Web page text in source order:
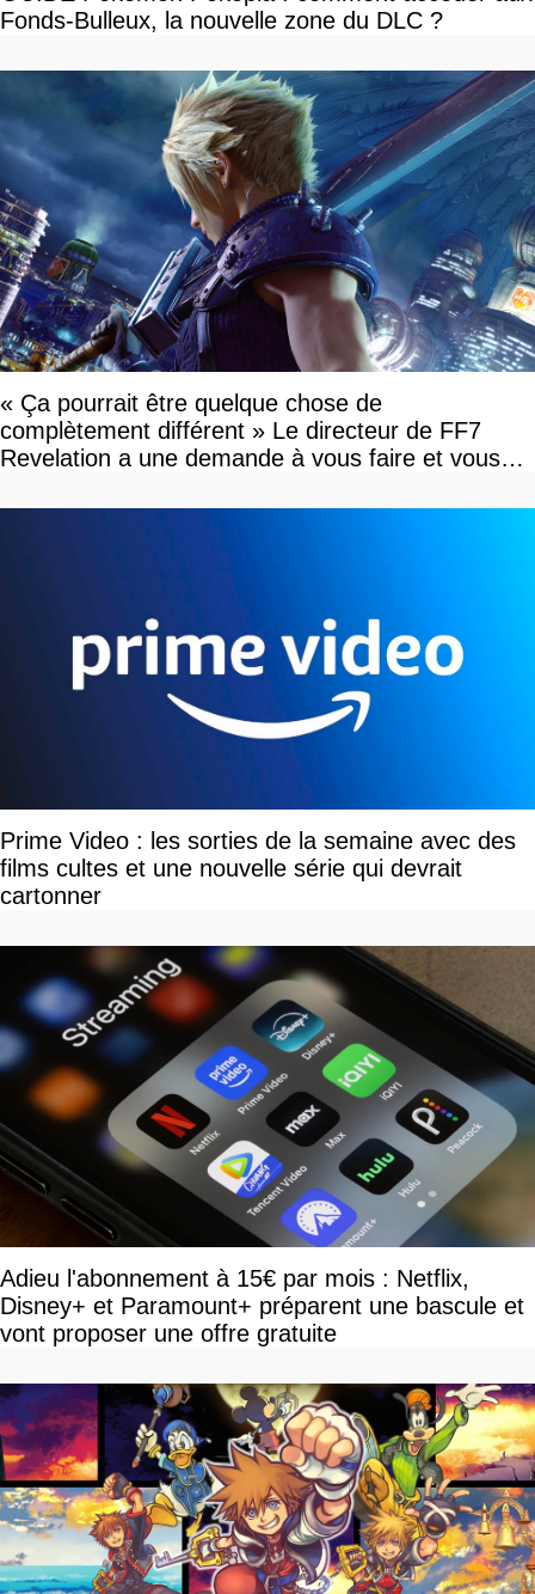
Fonds-Bulleux, la nouvelle zone du DLC ?
« Ça pourrait être quelque chose de
complètement différent » Le directeur de FF7
Revelation a une demande à vous faire et vous
Prime Video : les sorties de la semaine avec des
films cultes et une nouvelle série qui devrait
cartonner
Adieu l'abonnement à 15€ par mois : Netflix,
Disney+ et Paramount+ préparent une bascule et
vont proposer une offre gratuite